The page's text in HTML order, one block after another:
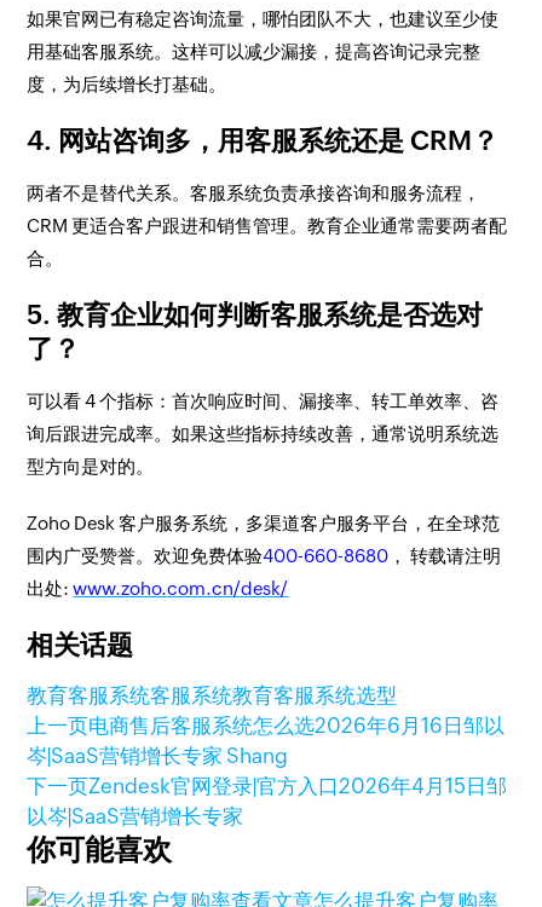
如果官网已有稳定咨询流量，哪怕团队不大，也建议至少使
用基础客服系统。这样可以减少漏接，提高咨询记录完整
度，为后续增长打基础。
4. 网站咨询多，用客服系统还是 CRM？
两者不是替代关系。客服系统负责承接咨询和服务流程，
CRM 更适合客户跟进和销售管理。教育企业通常需要两者配
合。
5. 教育企业如何判断客服系统是否选对
了？
可以看 4 个指标：首次响应时间、漏接率、转工单效率、咨
询后跟进完成率。如果这些指标持续改善，通常说明系统选
型方向是对的。
Zoho Desk 客户服务系统，多渠道客户服务平台，在全球范
围内广受赞誉。欢迎免费体验400-660-8680 ， 转载请注明
出处:www.zoho.com.cn/desk/
相关话题
教育客服系统客服系统教育客服系统选型
上一页电商售后客服系统怎么选2026年6月16日邹以
岑|SaaS营销增长专家 Shang
下一页Zendesk官网登录|官方入口 2026年4月15日邹
以岑|SaaS营销增长专家
你可能喜欢
查看文章怎么提升客户复购率